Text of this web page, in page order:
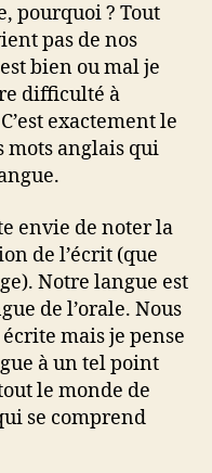
pourquoi ? Tout
pas de nos
bien ou mal je
difficulté à
exactement le
mots anglais qui
envie de noter la
de l’écrit (que
Notre langue est
de l’orale. Nous
mais je pense
à un tel point
le monde de
se comprend